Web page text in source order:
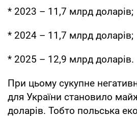
* 2023 – 11,7 млрд доларів;
* 2024 – 11,7 млрд доларів;
* 2025 – 12,9 млрд доларів.
При цьому сукупне
для України становило
доларів. Тобто польська